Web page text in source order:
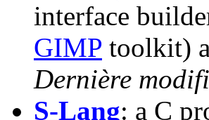
interface
GIMP toolkit)
Dernière
S-Lang: a C